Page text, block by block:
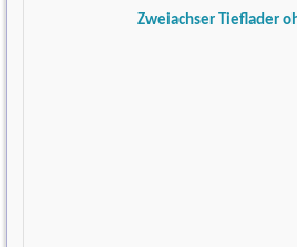
Zweiachser Tieflader